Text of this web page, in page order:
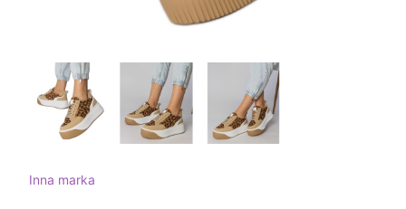
Inna marka